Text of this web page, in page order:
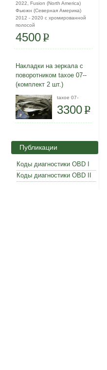
2022, Fusion (North America)
Фьюжн (Северная Америка)
2012 - 2020 с хромированной
полосой
4500P
Накладки на зеркала с
поворотником taxoe 07--
(комплект 2 шт.)
taxoe 07-
3300P
Публикации
Коды диагностики OBD I
Коды диагностики OBD II